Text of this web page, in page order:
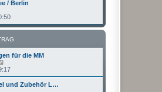
t
r
B
e
i
t
a
g
/ Berlin
für die MM
e
u
eund Zubehör L…